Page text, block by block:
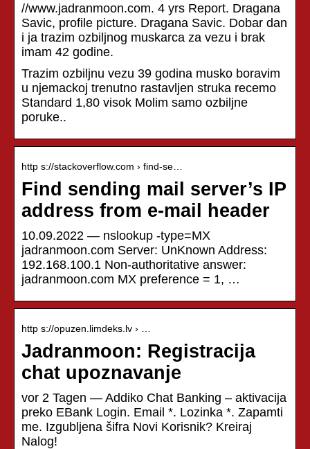
//www.jadranmoon.com. 4 yrs Report. Dragana
Savic, profile picture. Dragana Savic. Dobar dan
i ja trazim ozbiljnog muskarca za vezu i brak
imam 42 godine.
Trazim ozbiljnu vezu 39 godina musko boravim
u njemackoj trenutno rastavljen struka recemo
Standard 1,80 visok Molim samo ozbiljne
poruke..
http s://stackoverflow.com › find-se…
Find sending mail server’s IP
address from e-mail header
10.09.2022 — nslookup -type=MX
jadranmoon.com Server: UnKnown Address:
192.168.100.1 Non-authoritative answer:
jadranmoon.com MX preference = 1, …
http s://opuzen.limdeks.lv › …
Jadranmoon: Registracija
chat upoznavanje
vor 2 Tagen — Addiko Chat Banking – aktivacija
preko EBank Login. Email *. Lozinka *. Zapamti
me. Izgubljena šifra Novi Korisnik? Kreiraj
Nalog!